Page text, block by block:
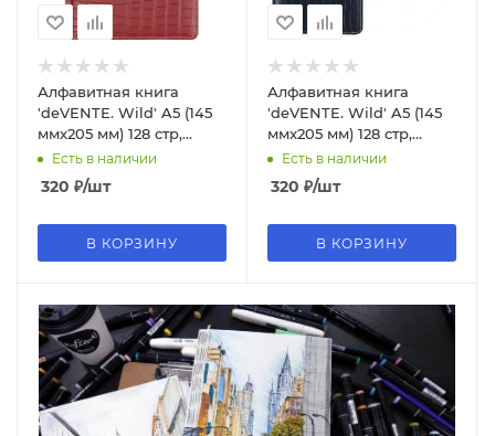
Алфавитная книга
'deVENTE. Wild' A5 (145
ммx205 мм) 128 стр,
белая бумага 70 г;м²,
2030100
Есть в наличии
320 ₽/шт
В КОРЗИНУ
Алфавитная книга
'deVENTE. Wild' A5 (145
ммx205 мм) 128 стр,
белая бумага 70 г;м²,
2030402
Есть в наличии
320 ₽/шт
В КОРЗИНУ